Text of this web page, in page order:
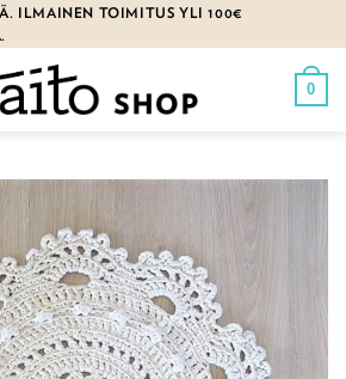
ILMAINEN TOIMITUS YLI 100€
0